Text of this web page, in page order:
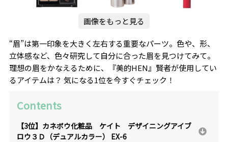
画像をもっと見る
“眉”は第一印象を大きく左右する重要なパーツ。色や、形、
立体感など、色々研究して自分に合った眉を見つけてみて。
理想の眉をかなえるために、『美的HEN』賢者が使用してい
るアイテムは？ 気になる1位を今すぐチェック！
Contents
【3位】カネボウ化粧品 ケイト デザイニングアイブ
ロウ３Ｄ（デュアルカラー） EX-6